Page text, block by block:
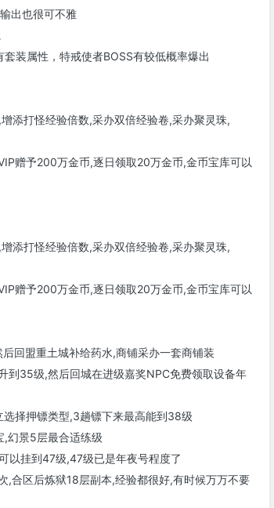
出也很可不雅
装属性，特戒使者BOSS有较低概率爆出
添打怪经验倍数,采办双倍经验卷,采办聚灵珠,
赠予200万金币,逐日领取20万金币,金币宝库可以
添打怪经验倍数,采办双倍经验卷,采办聚灵珠,
赠予200万金币,逐日领取20万金币,金币宝库可以
回盟重土城补给药水,商铺采办一套商铺装
到35级,然后回城在进级嘉奖NPC免费领取设备年
择押镖类型,3趟镖下来最高能到38级
,幻景5层最合适练级
以挂到47级,47级已是年夜号程度了
,合区后炼狱18层副本,经验都很好,有时候万万不要